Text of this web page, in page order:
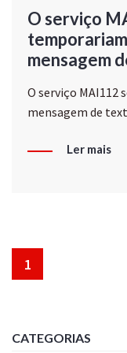
O serviço
mensagem
O serviço
mensagem de
Ler mais
1
CATEGORIAS